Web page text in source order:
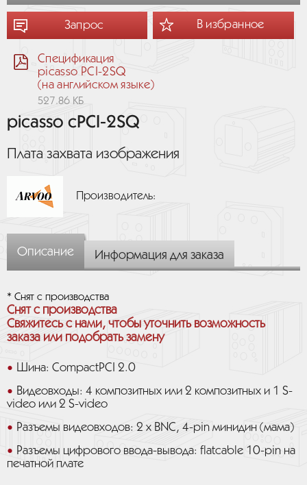
Запрос В избранное
Спецификация
picasso PCI-2SQ
(на английском языке)
527.86 КБ
picasso cPCI-2SQ
Плата захвата изображения
Производитель:
Описание Информация для заказа
* Снят с производства
Снят с производства
Свяжитесь с нами, чтобы уточнить возможность
заказа или подобрать замену
Шина: CompactPCI 2.0
Видеовходы: 4 композитных или 2 композитных и 1 S-
video или 2 S-video
Разъемы видеовходов: 2 x BNC, 4-pin минидин (мама)
Разъемы цифрового ввода-вывода: flatcable 10-pin на
печатной плате